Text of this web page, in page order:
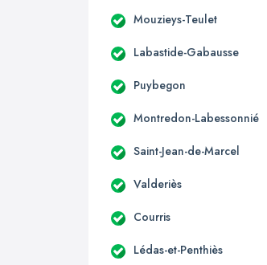
Mouzieys-Teulet
Labastide-Gabausse
Puybegon
Montredon-Labessonnié
Saint-Jean-de-Marcel
Valderiès
Courris
Lédas-et-Penthiès